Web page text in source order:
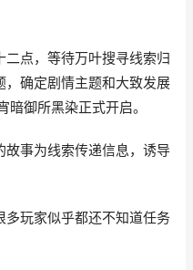
点，等待万叶搜寻线索归
确定剧情主题和大致发展
御所黑染正式开启。
事为线索传递信息，诱导
玩家似乎都还不知道任务